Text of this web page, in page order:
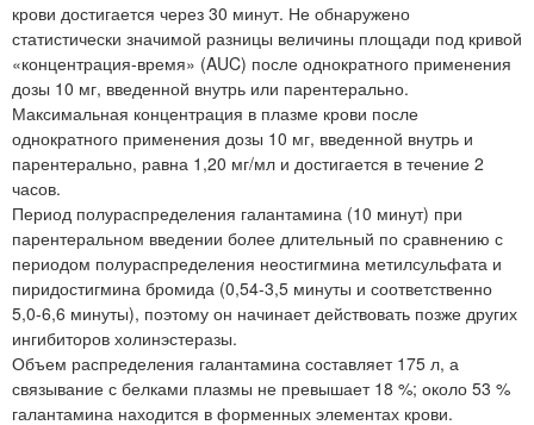
крови достигается через 30 минут. Не обнаружено
статистически значимой разницы величины площади под кривой
«концентрация-время» (AUC) после однократного применения
дозы 10 мг, введенной внутрь или парентерально.
Максимальная концентрация в плазме крови после
однократного применения дозы 10 мг, введенной внутрь и
парентерально, равна 1,20 мг/мл и достигается в течение 2
часов.
Период полураспределения галантамина (10 минут) при
парентеральном введении более длительный по сравнению с
периодом полураспределения неостигмина метилсульфата и
пиридостигмина бромида (0,54-3,5 минуты и соответственно
5,0-6,6 минуты), поэтому он начинает действовать позже других
ингибиторов холинэстеразы.
Объем распределения галантамина составляет 175 л, а
связывание с белками плазмы не превышает 18 %; около 53 %
галантамина находится в форменных элементах крови.